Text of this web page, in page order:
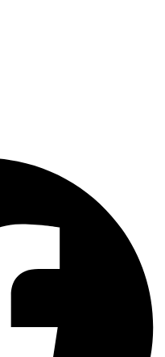
শাপলা চত্বর…